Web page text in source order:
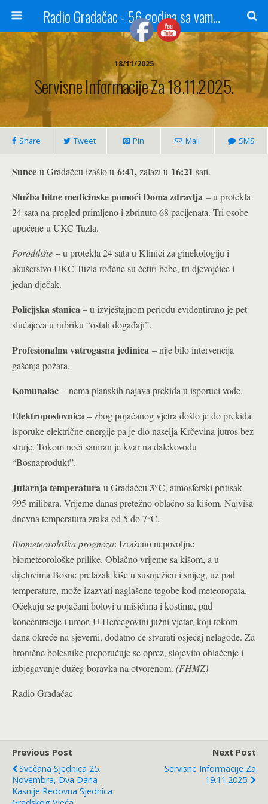
Radio Gradačac - 56 godina sa vama...
18/11/2025
Servisne Informacije Za 18.11.2025.
Share Tweet Pin Mail SMS
Sunce u Gradačcu izašlo u 6:41,zalazi u 16:21 sati.
Služba hitne medicinske pomoći Doma zdravlja – u protekla
24 sata na pregled primljeno i zbrinuto 68 pacijenata. Tri osobe
upućene u UKC Tuzla.
Porodilište – u protekla 24 sata u Klinici za ginekologiju i
akušerstvo UKC Tuzla rođene su četiri bebe, tri djevojčice i
jedan dječak.
Policijska stanica– u izvještajnom periodu evidentirano je pet
slučajeva u rubriku “ostali događaji”.
Profesionalna vatrogasna jedinica – nije bilo intervencija
gašenja požara.
Komunalac – nema planskih najava prekida u isporuci vode.
Elektroposlovnica– zbog pojačanog vjetra došlo je do prekida
isporuke električne energije pa je dio naselja Krčevina jutros bez
struje. Tokom noći saniran je kvar na dalekovodu
“Bosnaprodukt”.
Jutarnja temperatura u Gradačcu 3°C, atmosferski pritisak
995 milibara. Vrijeme danas pretežno oblačno sa kišom. Najviša
dnevna temperatura zraka od 5 do 7°C.
Biometeorološka prognoza: Izraženo nepovoljne
biometeorološke prilike. Oblačno vrijeme sa kišom, a u
dijelovima Bosne prelazak kiše u susnježicu i snijeg, uz pad
temperature, može izazvati naglašene tegobe kod meteoropata.
Očekuju se pojačani bolovi u mišićima i kostima, pad
koncentracije i umor. U Hercegovini južni vjetar, koji tokom
dana okreće na sjeverni, dodatno će stvarati osjećaj nelagode. Za
hronične bolesnike preporučuje se oprez, slojevito oblačenje i
izbjegavanje dužeg boravka na otvorenom. (FHMZ)
Radio Gradačac
Previous Post
Svečana Sjednica 25.
Novembra, Dva Dana
Kasnije Redovna Sjednica
Next Post
Servisne Informacije Za
19.11.2025.